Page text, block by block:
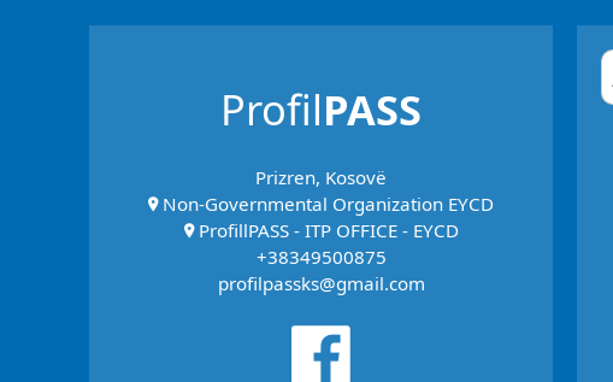
ProfilPASS
Prizren, Kosovë
Non-Governmental Organization EYCD
ProfillPASS - ITP OFFICE - EYCD
+38349500875
profilpassks@gmail.com